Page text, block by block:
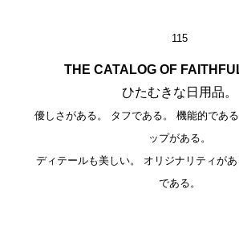
115
THE CATALOG OF
ひたむきな日用品。
優しさがある。 タフである。 機能的であ
ップがある。
ディテールも美しい。 オリジナリティが
である。